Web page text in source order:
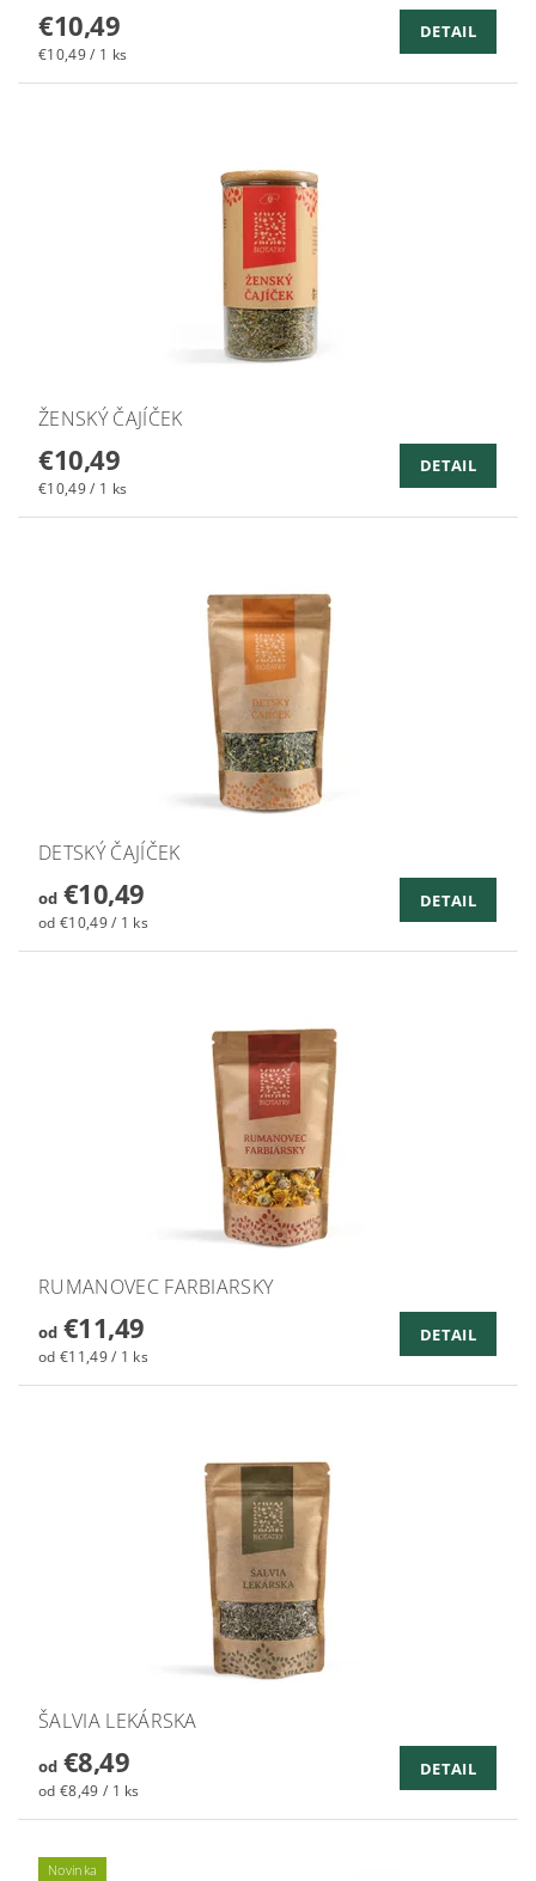
€10,49
€10,49 / 1 ks
DETAIL
ŽENSKÝ ČAJÍČEK
€10,49
€10,49 / 1 ks
DETAIL
DETSKÝ ČAJÍČEK
od€10,49
od €10,49 / 1 ks
DETAIL
RUMANOVEC FARBIARSKY
od€11,49
od €11,49 / 1 ks
DETAIL
ŠALVIA LEKÁRSKA
od€8,49
od €8,49 / 1 ks
DETAIL
Novinka